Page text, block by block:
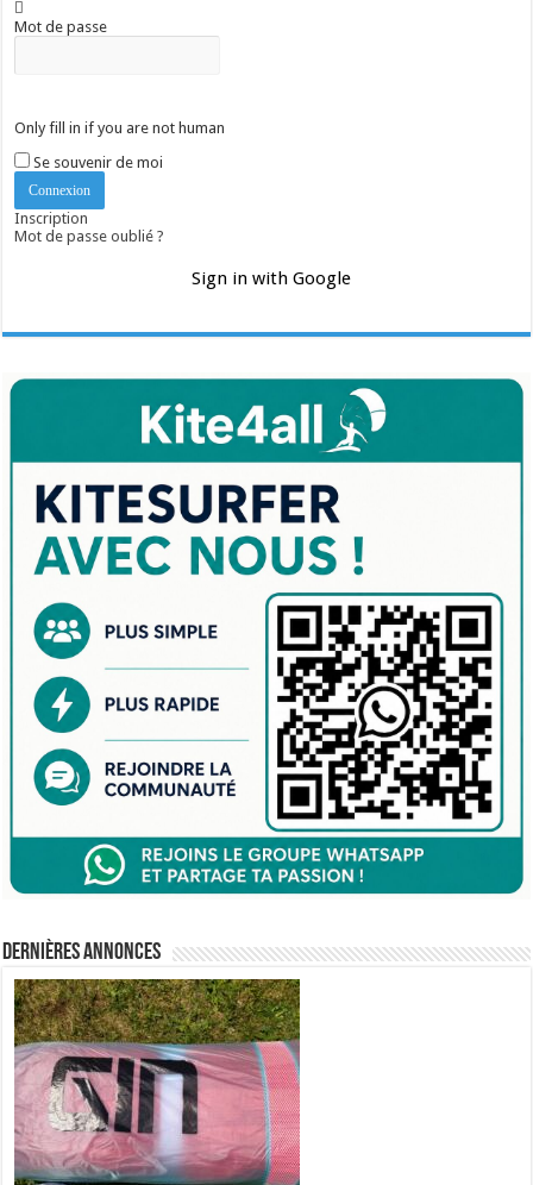
Mot de passe
Only fill in if you are not human
Se souvenir de moi
Inscription
Mot de passe oublié ?
Sign in with Google
Dernières annonces